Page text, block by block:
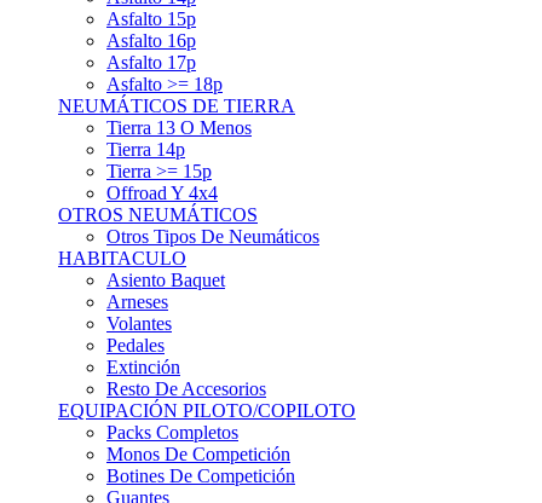
Asfalto 15p
Asfalto 16p
Asfalto 17p
Asfalto >= 18p
NEUMÁTICOS DE TIERRA
Tierra 13 O Menos
Tierra 14p
Tierra >= 15p
Offroad Y 4x4
OTROS NEUMÁTICOS
Otros Tipos De Neumáticos
HABITACULO
Asiento Baquet
Arneses
Volantes
Pedales
Extinción
Resto De Accesorios
EQUIPACIÓN PILOTO/COPILOTO
Packs Completos
Monos De Competición
Botines De Competición
Guantes